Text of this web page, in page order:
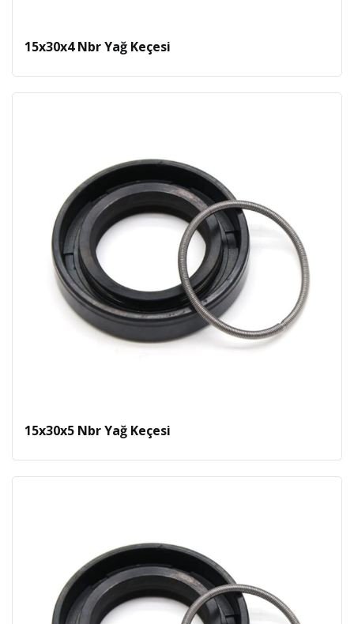
15x30x4 Nbr Yağ Keçesi
15x30x5 Nbr Yağ Keçesi